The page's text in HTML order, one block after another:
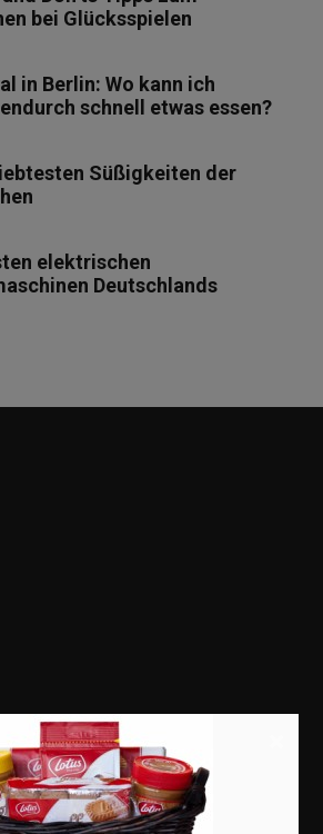
bei Glücksspielen
in Berlin: Wo kann ich
schnell etwas essen?
Süßigkeiten der
elektrischen
Deutschlands